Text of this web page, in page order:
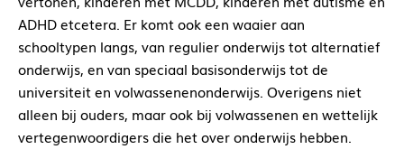
ADHD etcetera. Er komt ook een waaier aan
schooltypen langs, van regulier onderwijs tot alternatief
onderwijs, en van speciaal basisonderwijs tot de
universiteit en volwassenenonderwijs. Overigens niet
alleen bij ouders, maar ook bij volwassenen en wettelijk
vertegenwoordigers die het over onderwijs hebben.